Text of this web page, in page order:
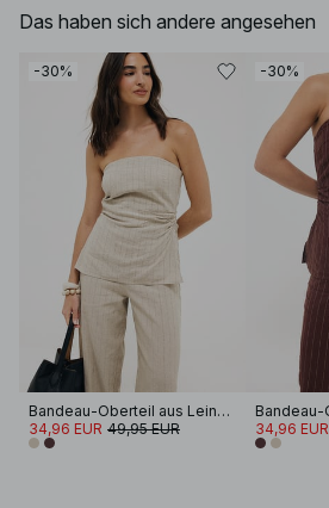
Das haben sich andere angesehen
-30%
Bandeau-Oberteil aus Leinengemisch
34,96 EUR 49,95 EUR
-30%
34,96 EUR